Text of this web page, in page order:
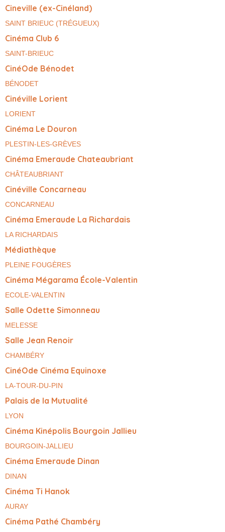
Cineville (ex-Cinéland)
SAINT BRIEUC (TRÉGUEUX)
Cinéma Club 6
SAINT-BRIEUC
CinéOde Bénodet
BÉNODET
Cinéville Lorient
LORIENT
Cinéma Le Douron
PLESTIN-LES-GRÈVES
Cinéma Emeraude Chateaubriant
CHÂTEAUBRIANT
Cinéville Concarneau
CONCARNEAU
Cinéma Emeraude La Richardais
LA RICHARDAIS
Médiathèque
PLEINE FOUGÈRES
Cinéma Mégarama École-Valentin
ECOLE-VALENTIN
Salle Odette Simonneau
MELESSE
Salle Jean Renoir
CHAMBÉRY
CinéOde Cinéma Equinoxe
LA-TOUR-DU-PIN
Palais de la Mutualité
LYON
Cinéma Kinépolis Bourgoin Jallieu
BOURGOIN-JALLIEU
Cinéma Emeraude Dinan
DINAN
Cinéma Ti Hanok
AURAY
Cinéma Pathé Chambéry